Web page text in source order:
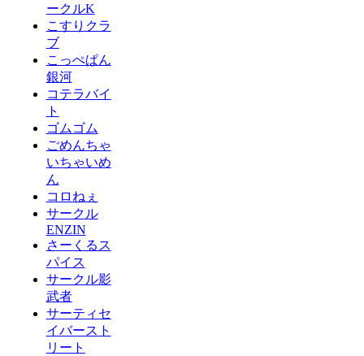
ークルK
こすりクラ
ブ
こっぺぱん
銀河
コテラバイ
ト
ゴムゴム
ごめんちゃ
いちゃいめ
ん
コロねぇ
サークル
ENZIN
さーくるス
パイス
サークル影
武者
サーティセ
イバースト
リート